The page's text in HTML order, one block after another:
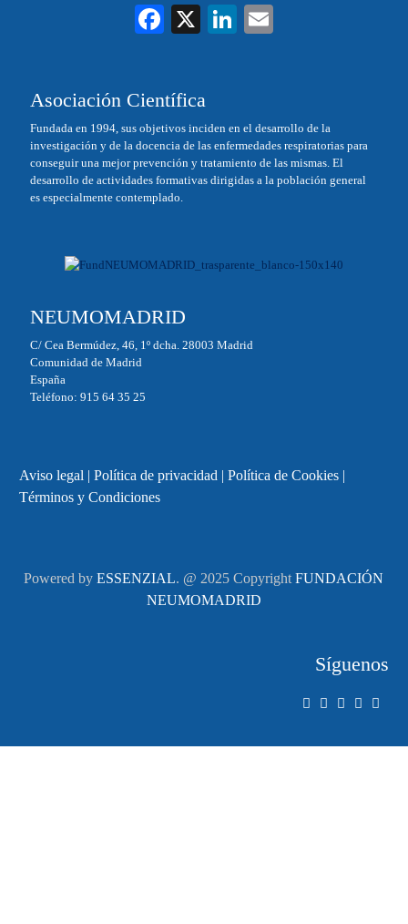
Fa
ok
X
Li
Asociación Científica
Fundada en 1994, sus objetivos inciden en el desarrollo de la
investigación y de la docencia de las enfermedades respiratorias para
conseguir una mejor prevención y tratamiento de las mismas. El
desarrollo de actividades formativas dirigidas a la población general
es especialmente contemplado.
NEUMOMADRID
C/ Cea Bermúdez, 46, 1º dcha. 28003 Madrid
Comunidad de Madrid
España
Teléfono: 915 64 35 25
Aviso legal | Política de privacidad | Política de Cookies|
Términos y Condiciones
Powered byESSENZIAL. @ 2025 CopyrightFUNDACIÓN
NEUMOMADRID
Síguenos